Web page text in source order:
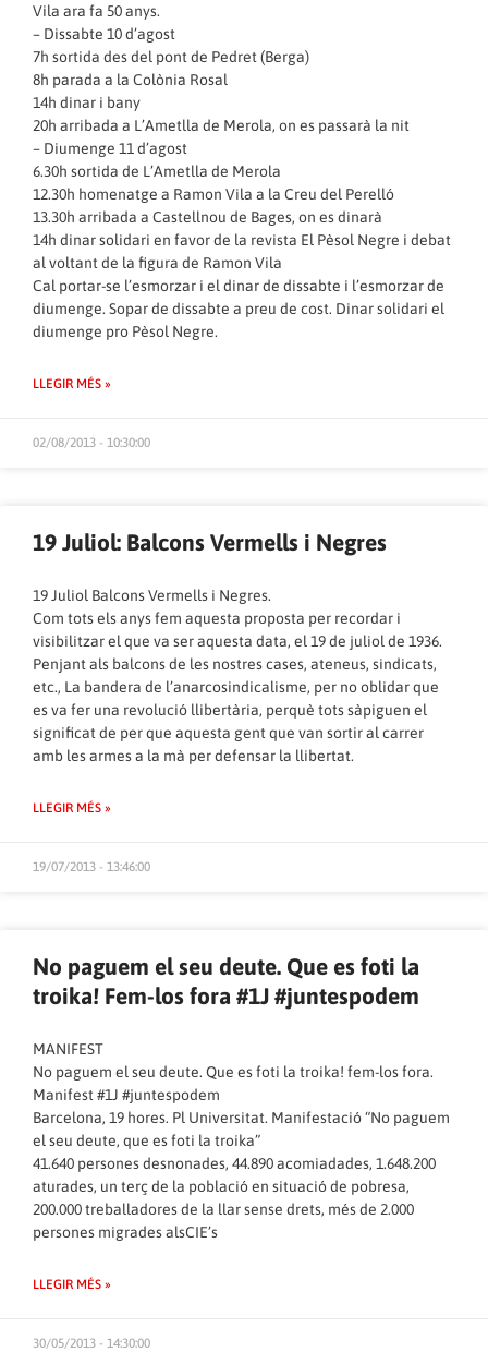
Vila ara fa 50 anys.
– Dissabte 10 d’agost
7h sortida des del pont de Pedret (Berga)
8h parada a la Colònia Rosal
14h dinar i bany
20h arribada a L’Ametlla de Merola, on es passarà la nit
– Diumenge 11 d’agost
6.30h sortida de L’Ametlla de Merola
12.30h homenatge a Ramon Vila a la Creu del Perelló
13.30h arribada a Castellnou de Bages, on es dinarà
14h dinar solidari en favor de la revista El Pèsol Negre i debat
al voltant de la figura de Ramon Vila
Cal portar-se l’esmorzar i el dinar de dissabte i l’esmorzar de
diumenge. Sopar de dissabte a preu de cost. Dinar solidari el
diumenge pro Pèsol Negre.
LLEGIR MÉS »
02/08/2013 - 10:30:00
19 Juliol: Balcons Vermells i Negres
19 Juliol Balcons Vermells i Negres.
Com tots els anys fem aquesta proposta per recordar i
visibilitzar el que va ser aquesta data, el 19 de juliol de 1936.
Penjant als balcons de les nostres cases, ateneus, sindicats,
etc., La bandera de l’anarcosindicalisme, per no oblidar que
es va fer una revolució llibertària, perquè tots sàpiguen el
significat de per que aquesta gent que van sortir al carrer
amb les armes a la mà per defensar la llibertat.
LLEGIR MÉS »
19/07/2013 - 13:46:00
No paguem el seu deute. Que es foti la
troika! Fem-los fora #1J #juntespodem
MANIFEST
No paguem el seu deute. Que es foti la troika! fem-los fora.
Manifest #1J #juntespodem
Barcelona, 19 hores. Pl Universitat. Manifestació “No paguem
el seu deute, que es foti la troika”
41.640 persones desnonades, 44.890 acomiadades, 1.648.200
aturades, un terç de la població en situació de pobresa,
200.000 treballadores de la llar sense drets, més de 2.000
persones migrades alsCIE’s
LLEGIR MÉS »
30/05/2013 - 14:30:00